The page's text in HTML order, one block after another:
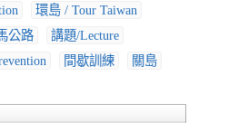
環島 / Tour Taiwan
公路
講題/Lecture
間歇訓練 關島